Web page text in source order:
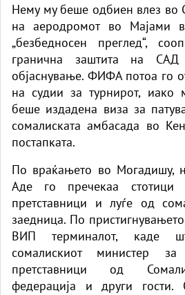
Нему му беше одбиен влез во
на аеродромот во Мајами
„безбедносен преглед“,
гранична заштита на
објаснување. ФИФА потоа го
на судии за турнирот, иако
беше издадена виза за
сомалиската амбасада во
постапката.
По враќањето во Могадишу,
Аде го пречекаа стотици
претставници и луѓе од
заедница. По
ВИП терминалот, каде
сомалискиот министер
претставници од
федерација и други гости.